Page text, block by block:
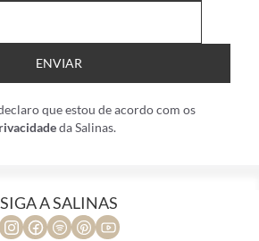
ENVIAR
que estou de acordo com os
da Salinas.
SIGA A SALINAS